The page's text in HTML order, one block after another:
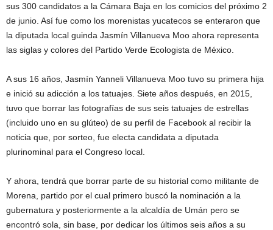
sus 300 candidatos a la Cámara Baja en los comicios del próximo 2
de junio. Así fue como los morenistas yucatecos se enteraron que
la diputada local guinda Jasmín Villanueva Moo ahora representa
las siglas y colores del Partido Verde Ecologista de México.
A sus 16 años, Jasmín Yanneli Villanueva Moo tuvo su primera hija
e inició su adicción a los tatuajes. Siete años después, en 2015,
tuvo que borrar las fotografías de sus seis tatuajes de estrellas
(incluido uno en su glúteo) de su perfil de Facebook al recibir la
noticia que, por sorteo, fue electa candidata a diputada
plurinominal para el Congreso local.
Y ahora, tendrá que borrar parte de su historial como militante de
Morena, partido por el cual primero buscó la nominación a la
gubernatura y posteriormente a la alcaldía de Umán pero se
encontró sola, sin base, por dedicar los últimos seis años a su